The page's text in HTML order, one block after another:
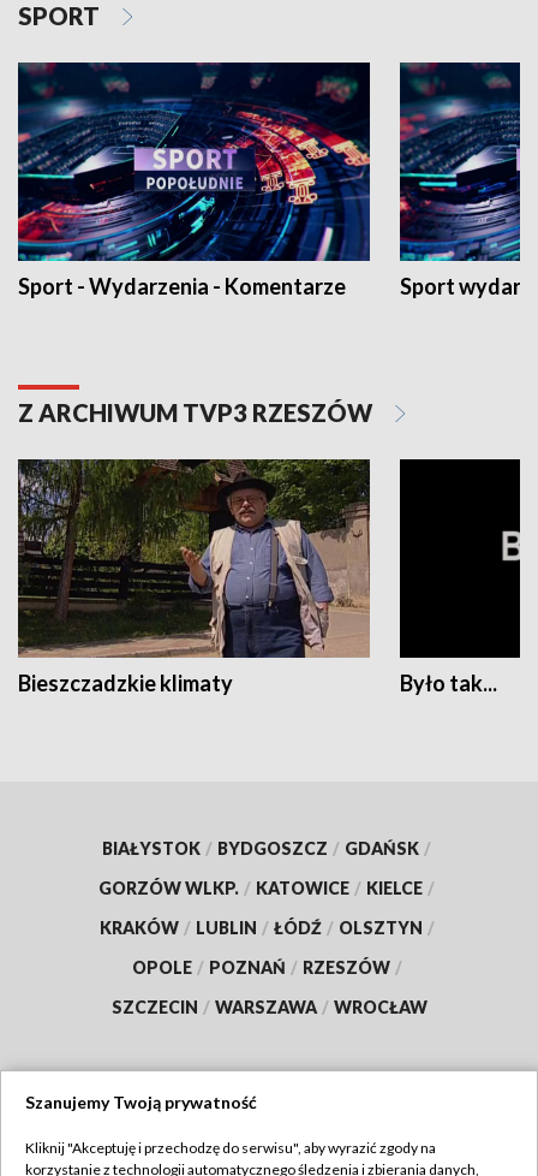
SPORT
Sport - Wydarzenia - Komentarze Sport
Z ARCHIWUM TVP3 RZESZÓW
Bieszczadzkie klimaty Było tak...
BIAŁYSTOK / BYDGOSZCZ / GDAŃSK /
GORZÓW WLKP. / KATOWICE / KIELCE /
KRAKÓW / LUBLIN / ŁÓDŹ / OLSZTYN /
OPOLE / POZNAŃ / RZESZÓW /
SZCZECIN / WARSZAWA / WROCŁAW
Szanujemy Twoją prywatność
Kliknij "Akceptuję i przechodzę do serwisu", aby wyrazić zgody na
korzystanie z technologii automatycznego śledzenia i zbierania danych,